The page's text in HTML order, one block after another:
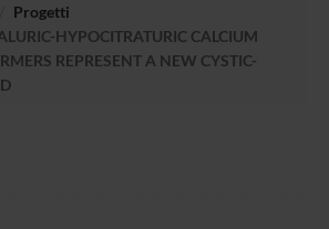
Progetti
HYPOCITRATURIC CALCIUM
REPRESENT A NEW CYSTIC-